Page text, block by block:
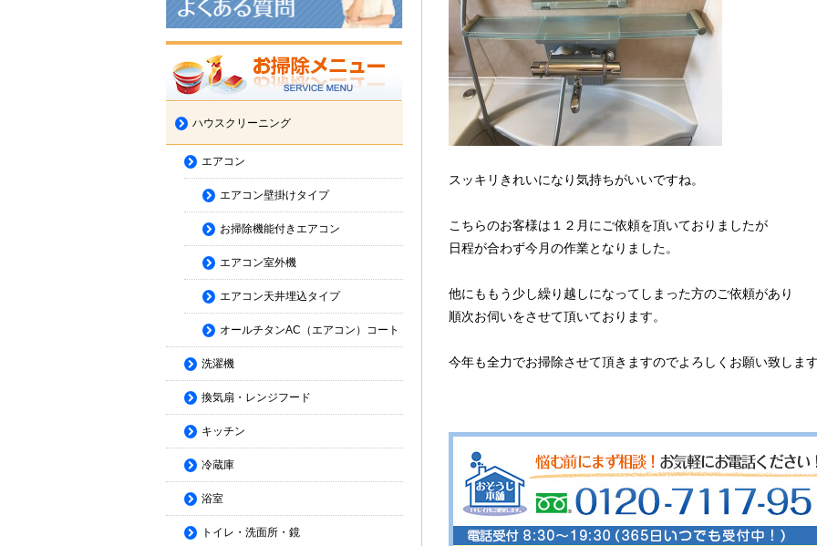
スッキリきれいになり気持ちがいいですね。
こちらのお客様は１２月にご依頼を頂いておりましたが
日程が合わず今月の作業となりました。
他にももう少し繰り越しになってしまった方のご依頼があり
順次お伺いをさせて頂いております。
今年も全力でお掃除させて頂きますのでよろしくお願い致しま
ハウスクリーニング
エアコン
エアコン壁掛けタイプ
お掃除機能付きエアコン
エアコン室外機
エアコン天井埋込タイプ
オールチタンAC（エアコン）コート
洗濯機
換気扇・レンジフード
キッチン
冷蔵庫
浴室
トイレ・洗面所・鏡